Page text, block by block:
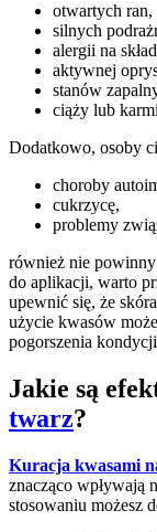
otwartych ran,
silnych
alergii na
aktywnej
stanów
ciąży lub
Dodatkowo, osoby
choroby
cukrzycę,
problemy
również nie
do aplikacji, warto
upewnić się, że
użycie kwasów
pogorszenia
Jakie są
twarz?
Kuracja kwasami
znacząco wpływają
stosowaniu możesz